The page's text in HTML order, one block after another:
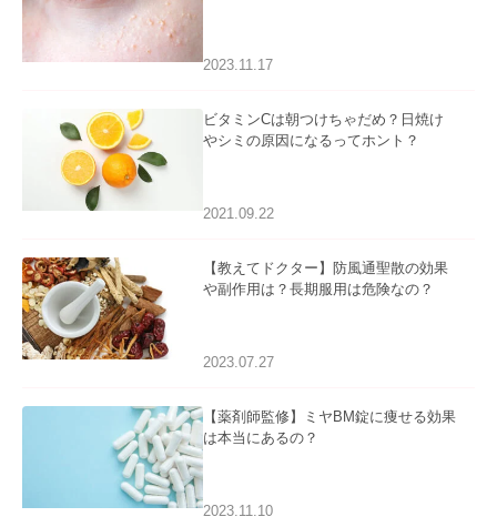
2023.11.17
ビタミンCは朝つけちゃだめ？日焼け
やシミの原因になるってホント？
2021.09.22
【教えてドクター】防風通聖散の効果
や副作用は？長期服用は危険なの？
2023.07.27
【薬剤師監修】ミヤBM錠に痩せる効果
は本当にあるの？
2023.11.10